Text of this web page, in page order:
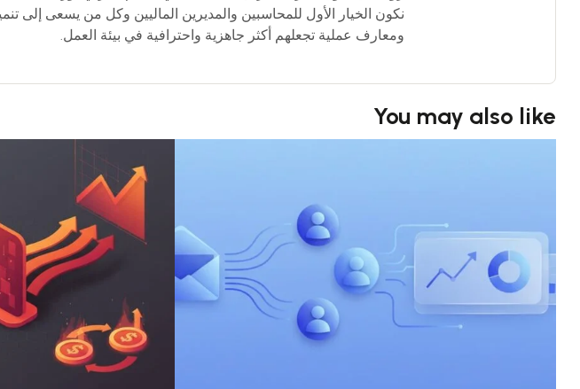
نكون الخيار الأول للمحاسبين والمديرين الماليين وكل من يسعى إلى
ومعارف عملية تجعلهم أكثر جاهزية واحترافية في بيئة العمل.
You may also like